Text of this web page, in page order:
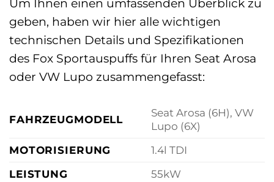
Um Ihnen einen umfassenden Überblick zu
geben, haben wir hier alle wichtigen
technischen Details und Spezifikationen
des Fox Sportauspuffs für Ihren Seat Arosa
oder VW Lupo zusammengefasst:
FAHRZEUGMODELL
Seat Arosa (6H), VW
Lupo (6X)
MOTORISIERUNG
1.4l TDI
LEISTUNG
55kW